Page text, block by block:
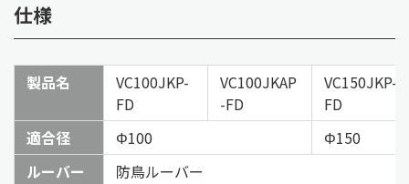
仕様
製品名
VC100JKP-
FD
VC100JKAP
-FD
VC150JKP-
FD
適合径
Φ100
Φ150
ルーバー
防鳥ルーバー